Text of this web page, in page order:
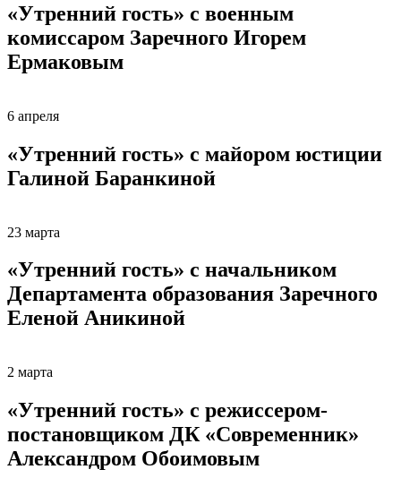
«Утренний гость» с военным
комиссаром Заречного Игорем
Ермаковым
6 апреля
«Утренний гость» с майором юстиции
Галиной Баранкиной
23 марта
«Утренний гость» с начальником
Департамента образования Заречного
Еленой Аникиной
2 марта
«Утренний гость» с режиссером-
постановщиком ДК «Современник»
Александром Обоимовым